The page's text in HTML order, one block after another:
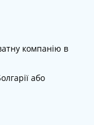
компанію в
або